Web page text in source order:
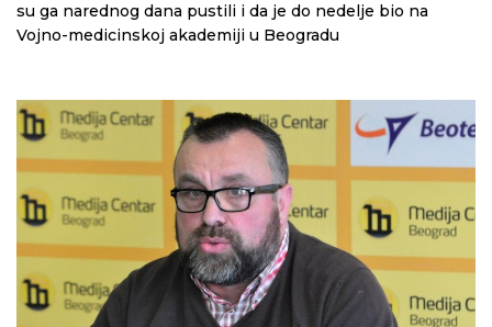
su ga narednog dana pustili i da je do nedelje bio na
Vojno-medicinskoj akademiji u Beogradu